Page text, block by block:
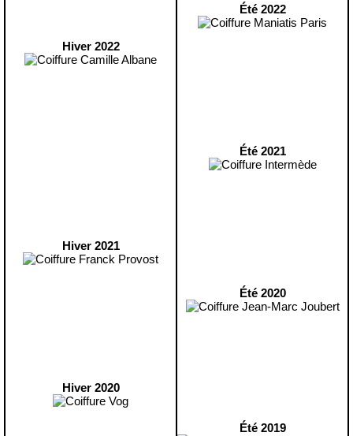
Hiver 2022
Hiver 2021
Hiver 2020
Été 2022
Été 2021
Été 2020
Été 2019